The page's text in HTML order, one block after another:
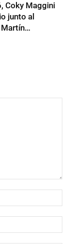
Coky Maggini
junto al
Martín…